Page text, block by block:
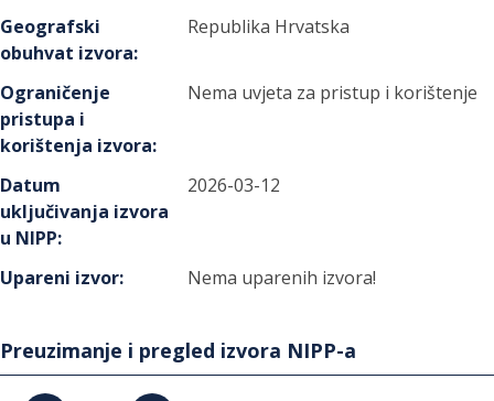
Geografski
obuhvat izvora:
Republika Hrvatska
Ograničenje
pristupa i
korištenja izvora:
Nema uvjeta za pristup i korištenje
Datum
uključivanja izvora
u NIPP:
2026-03-12
Upareni izvor: Nema uparenih izvora!
Preuzimanje i pregled izvora NIPP-a